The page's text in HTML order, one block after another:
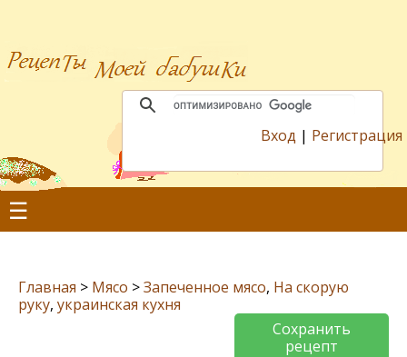
Вход | Регистрация
☰
Главная > Мясо >Запеченное мясо, На скорую
руку, украинская кухня
Сохранить
рецепт